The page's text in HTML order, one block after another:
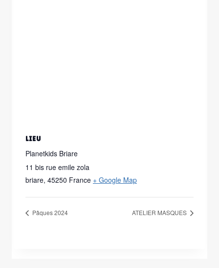
LIEU
Planetkids Briare
11 bis rue emile zola
briare, 45250 France + Google Map
Pâques 2024 ATELIER MASQUES